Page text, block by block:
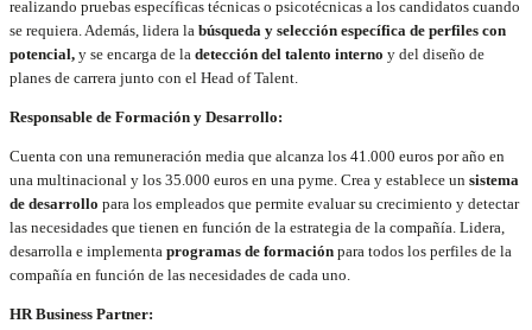
realizando pruebas específicas técnicas o psicotécnicas a los candidatos cuando
se requiera. Además, lidera la búsqueda y selección específica de perfiles con
potencial, y se encarga de la detección del talento interno y del diseño de
planes de carrera junto con el Head of Talent.
Responsable de Formación y Desarrollo:
Cuenta con una remuneración media que alcanza los 41.000 euros por año en
una multinacional y los 35.000 euros en una pyme. Crea y establece un sistema
de desarrollo para los empleados que permite evaluar su crecimiento y detectar
las necesidades que tienen en función de la estrategia de la compañía. Lidera,
desarrolla e implementa programas de formación para todos los perfiles de la
compañía en función de las necesidades de cada uno.
HR Business Partner: